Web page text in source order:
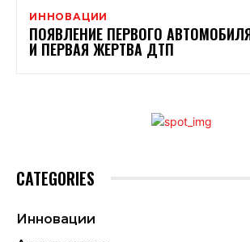
ИННОВАЦИИ
ПОЯВЛЕНИЕ ПЕРВОГО
И ПЕРВАЯ ЖЕРТВА ДТП
CATEGORIES
Инновации